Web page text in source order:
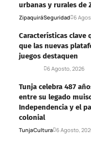
urbanas y rurales de
ZipaquiráSeguridad 6
Características clave
que las nuevas
juegos destaquen
6 Agosto, 2026
Tunja celebra 487
entre su legado
Independencia y el
colonial
TunjaCultura 6 Agosto,